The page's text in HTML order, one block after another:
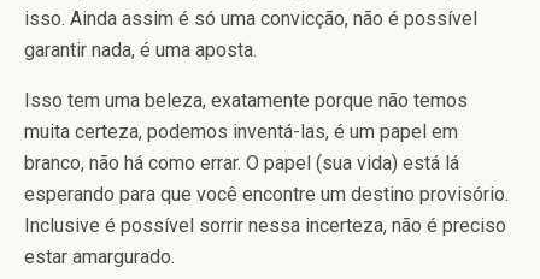
isso. Ainda assim é só uma convicção, não é possível
garantir nada, é uma aposta.
Isso tem uma beleza, exatamente porque não temos
muita certeza, podemos inventá-las, é um papel em
branco, não há como errar. O papel (sua vida) está lá
esperando para que você encontre um destino provisório.
Inclusive é possível sorrir nessa incerteza, não é preciso
estar amargurado.